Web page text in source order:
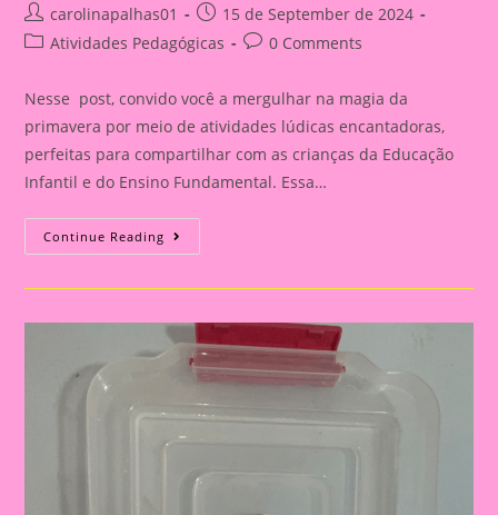
Post
author:
carolinapalhas01
Post
published:
15 de September de 2024
PostAtividades Pedagógicas
Post0 Comments
Nesse post, convido você a mergulhar na magia da
primavera por meio de atividades lúdicas encantadoras,
perfeitas para compartilhar com as crianças da Educação
Infantil e do Ensino Fundamental. Essa…
Continue Reading Atividades
Lúdicas
Para
Educação
Infantil
Fundamental
2024